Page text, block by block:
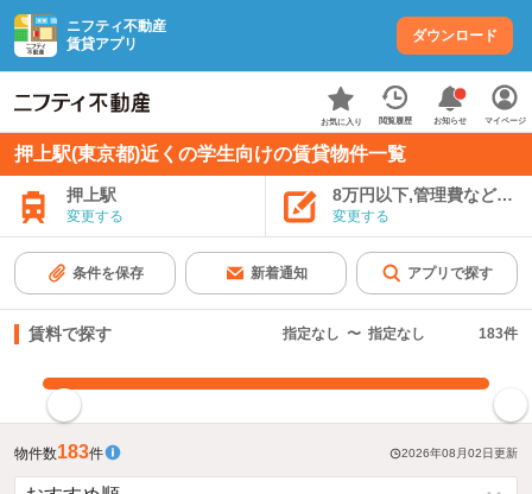
ニフティ不動産
賃貸アプリ
ダウンロード
お気に入り 閲覧履歴 お知らせ マイページ
押上駅(東京都)近くの学生向けの賃貸物件一覧
押上駅
変更する
8万円以下,管理費など込み
変更する
条件を保存 新着通知 アプリで探す
賃料で探す 指定なし 〜 指定なし 183件
物件数183件 2026年08月02日更新